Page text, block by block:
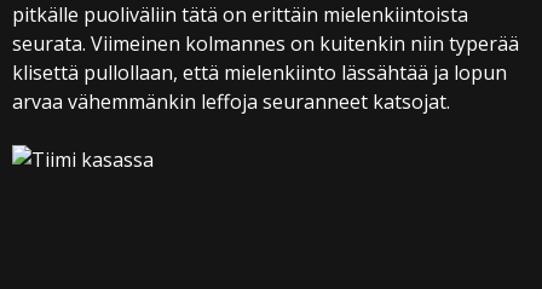
pitkälle puoliväliin tätä on erittäin mielenkiintoista
seurata. Viimeinen kolmannes on kuitenkin niin typerää
klisettä pullollaan, että mielenkiinto lässähtää ja lopun
arvaa vähemmänkin leffoja seuranneet katsojat.